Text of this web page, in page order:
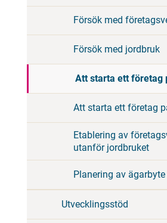
Försök med
Försök med jordbruk
Att starta ett företag
Att starta ett företag
Etablering av
utanför jordbruket
Planering av ägarbyte
Utvecklingsstöd